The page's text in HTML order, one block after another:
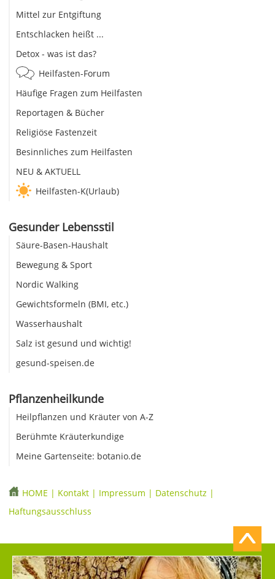
Mittel zur Entgiftung
Entschlacken heißt ...
Detox - was ist das?
Heilfasten-Forum
Häufige Fragen zum Heilfasten
Reportagen & Bücher
Religiöse Fastenzeit
Besinnliches zum Heilfasten
NEU & AKTUELL
Heilfasten-K(Urlaub)
Gesunder Lebensstil
Säure-Basen-Haushalt
Bewegung & Sport
Nordic Walking
Gewichtsformeln (BMI, etc.)
Wasserhaushalt
Salz ist gesund und wichtig!
gesund-speisen.de
Pflanzenheilkunde
Heilpflanzen und Kräuter von A-Z
Berühmte Kräuterkundige
Meine Gartenseite: botanio.de
HOME | Kontakt | Impressum | Datenschutz |
Haftungsausschluss